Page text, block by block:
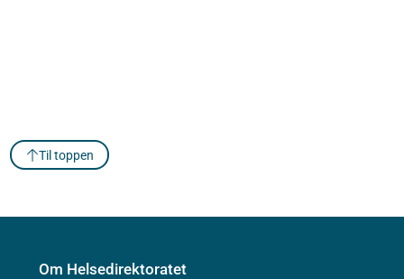
Til toppen
Om Helsedirektoratet